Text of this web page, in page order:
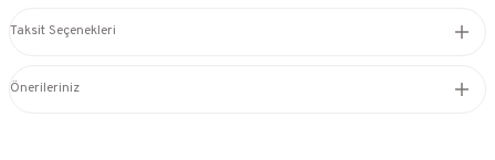
Taksit Seçenekleri
Önerileriniz